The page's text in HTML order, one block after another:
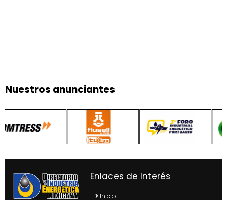
Nuestros anunciantes
Enlaces de Interés
Inicio